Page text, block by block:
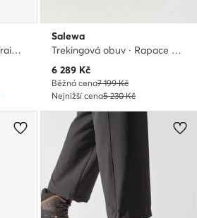
Trekingová obuv · Mtn Trainer 2 Mid Ptx K 64011-15047 · Červená
Salewa
Trekingová obuv · Rapace Gtx GORE-TEX 61332-0960 · Tmavomodrá
Aktuální cena
6 289 Kč
Běžná cena7 199 Kč
Nejnižší cena5 230 Kč